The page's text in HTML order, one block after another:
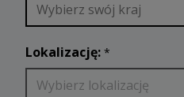
Wybierz swój kraj
Lokalizację: *
Wybierz lokalizację